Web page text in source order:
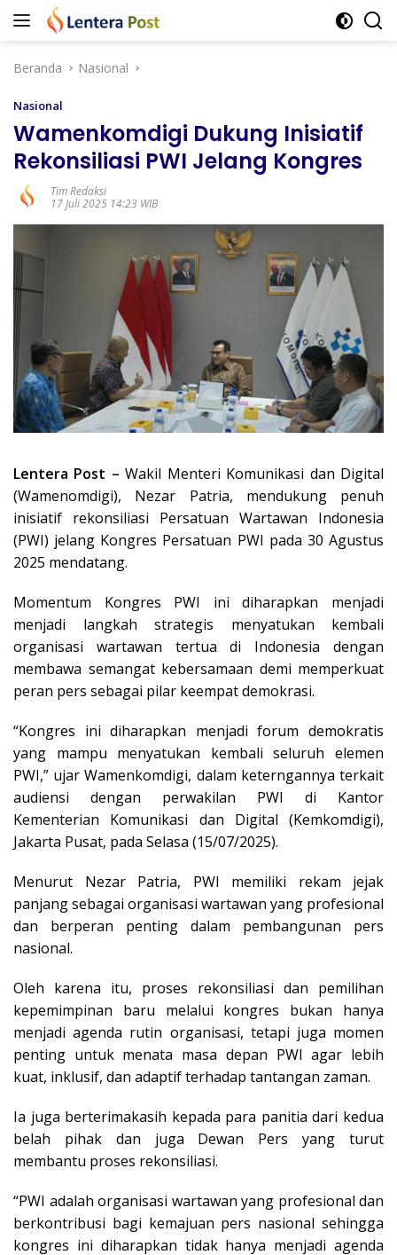
Langsung
Beranda
Nasional
Nasional
Wamenkomdigi Dukung Inisiatif
Rekonsiliasi PWI Jelang Kongres
Tim Redaksi
17 Juli 2025 14:23 WIB
Lentera Post – Wakil Menteri Komunikasi dan Digital
(Wamenomdigi), Nezar Patria, mendukung penuh
inisiatif rekonsiliasi Persatuan Wartawan Indonesia
(PWI) jelang Kongres Persatuan PWI pada 30 Agustus
2025 mendatang.
Momentum Kongres PWI ini diharapkan menjadi
menjadi langkah strategis menyatukan kembali
organisasi wartawan tertua di Indonesia dengan
membawa semangat kebersamaan demi memperkuat
peran pers sebagai pilar keempat demokrasi.
“Kongres ini diharapkan menjadi forum demokratis
yang mampu menyatukan kembali seluruh elemen
PWI,” ujar Wamenkomdigi, dalam keterngannya terkait
audiensi dengan perwakilan PWI di Kantor
Kementerian Komunikasi dan Digital (Kemkomdigi),
Jakarta Pusat, pada Selasa (15/07/2025).
Menurut Nezar Patria, PWI memiliki rekam jejak
panjang sebagai organisasi wartawan yang profesional
dan berperan penting dalam pembangunan pers
nasional.
Oleh karena itu, proses rekonsiliasi dan pemilihan
kepemimpinan baru melalui kongres bukan hanya
menjadi agenda rutin organisasi, tetapi juga momen
penting untuk menata masa depan PWI agar lebih
kuat, inklusif, dan adaptif terhadap tantangan zaman.
Ia juga berterimakasih kepada para panitia dari kedua
belah pihak dan juga Dewan Pers yang turut
membantu proses rekonsiliasi.
“PWI adalah organisasi wartawan yang profesional dan
berkontribusi bagi kemajuan pers nasional sehingga
kongres ini diharapkan tidak hanya menjadi agenda